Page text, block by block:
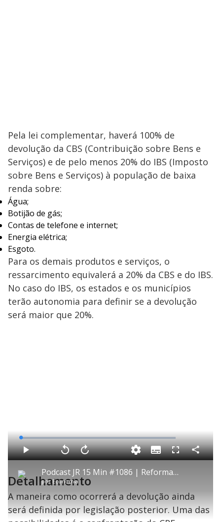
Pela lei complementar, haverá 100% de
devolução da CBS (Contribuição sobre Bens e
Serviços) e de pelo menos 20% do IBS (Imposto
sobre Bens e Serviços) à população de baixa
renda sobre:
Água;
Botijão de gás;
Contas de telefone e internet;
Energia elétrica;
Esgoto.
Para os demais produtos e serviços, o
ressarcimento equivalerá a 20% da CBS e do IBS.
No caso do IBS, os estados e os municípios
terão autonomia para definir se a devolução
será maior que 20%.
P
l
Podcast JR 15 Min #1086 | Reforma Tributária avança: o que falta para a regulamentação completa?
porEconomia
P V
t
a
r
1
s
g
u
n
A
a
n
ç
a
r
0
e
g
L
o
a
d
e
:
0
.
6
%
S
u
b
i
t
F
l
e
e
C
o
r
Detalhamento
A maneira como ocorrerá a devolução ainda
será definida por legislação posterior. Uma das